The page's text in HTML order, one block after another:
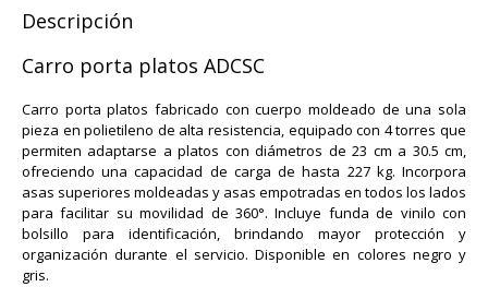
Descripción
Carro porta platos ADCSC
Carro porta platos fabricado con cuerpo moldeado de una sola
pieza en polietileno de alta resistencia, equipado con 4 torres que
permiten adaptarse a platos con diámetros de 23 cm a 30.5 cm,
ofreciendo una capacidad de carga de hasta 227 kg. Incorpora
asas superiores moldeadas y asas empotradas en todos los lados
para facilitar su movilidad de 360°. Incluye funda de vinilo con
bolsillo para identificación, brindando mayor protección y
organización durante el servicio. Disponible en colores negro y
gris.